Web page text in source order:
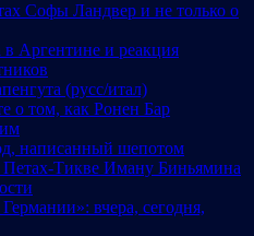
Софы Ландвер и не только о
Аргентине и реакция
(русс/итал)
о том, как Ронен Бар
написанный шепотом
Петах-Тикве Иману Биньямина
вчера, сегодня,